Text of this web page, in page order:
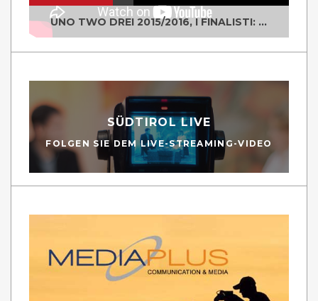
UNO TWO DREI 2015/2016, I FINALISTI: CLASSE IV ALS ISTITUTO "DEGASPERI" BORGO VALSUGANA
SÜDTIROL LIVE
FOLGEN SIE DEM LIVE-STREAMING-VIDEO